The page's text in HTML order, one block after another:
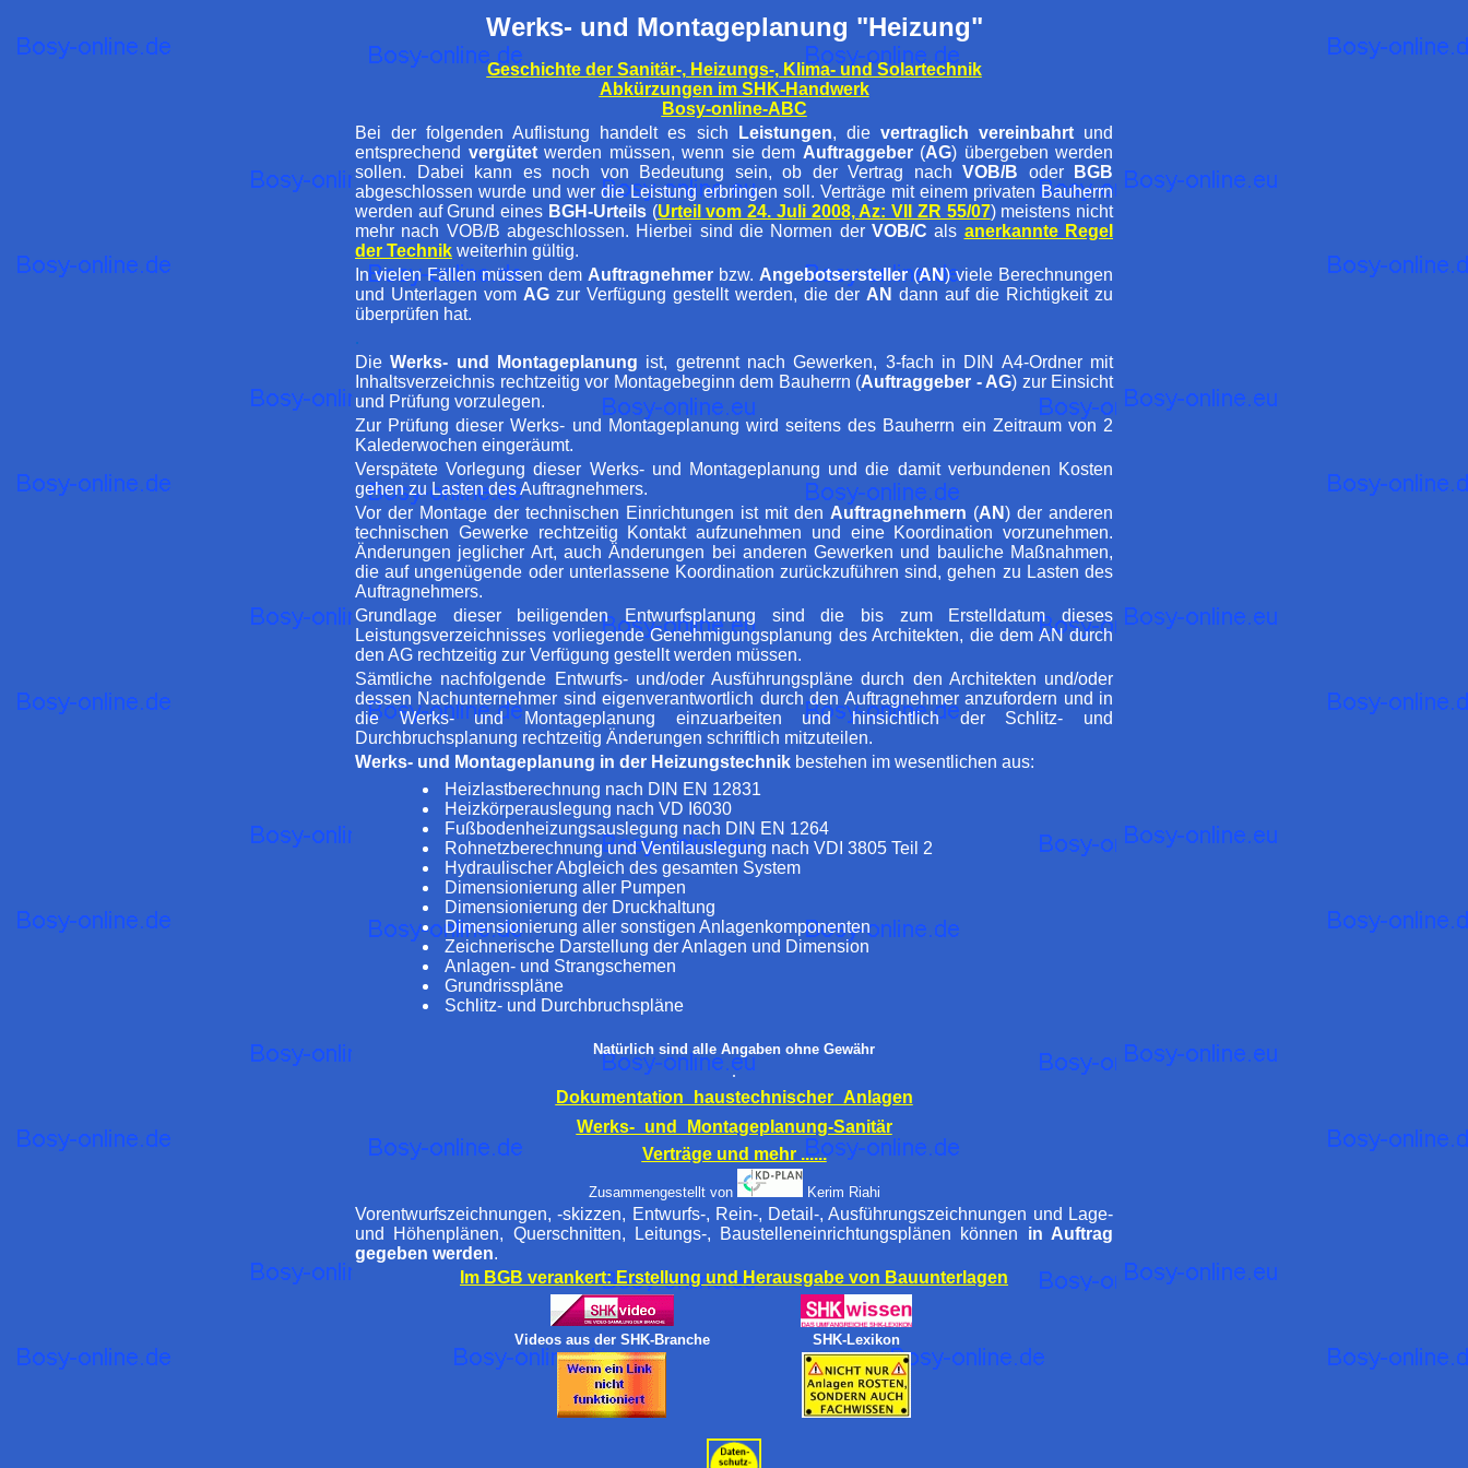
Werks- und Montageplanung "Heizung"
Geschichte der Sanitär-, Heizungs-, Klima- und Solartechnik
Abkürzungen im SHK-Handwerk
Bosy-online-ABC
Bei der folgenden Auflistung handelt es sich
Leistungen, die vertraglich vereinbahrtund
entsprechend vergütet werden müssen, wenn sie dem Auftraggeber(AG) übergeben werden
sollen. Dabei kann es noch von Bedeutung sein, ob der Vertrag nach VOB/B oder
BGB
abgeschlossen wurde und wer die Leistung erbringen soll. Verträge mit einem privaten Bauherrn
werden auf Grund eines BGH-Urteils(Urteil vom 24. Juli 2008, Az: VII ZR 55/07) meistens nicht
mehr nach VOB/B abgeschlossen. Hierbei sind die Normen der VOB/C als anerkannte Regel
der Technik weiterhin gültig.
In vielen Fällen müssen dem Auftragnehmer bzw. Angebotsersteller(AN) viele Berechnungen
und Unterlagen vom AG zur Verfügung gestellt werden, die der AN dann auf die Richtigkeit zu
überprüfen hat.
.
DieWerks- und Montageplanung ist, getrennt nach Gewerken, 3-fach in DIN A4-Ordner mit
Inhaltsverzeichnis rechtzeitig vor Montagebeginn dem Bauherrn (Auftraggeber - AG) zur Einsicht
und Prüfung vorzulegen.
Zur Prüfung dieser Werks- und Montageplanung wird seitens des Bauherrn ein Zeitraum von 2
Kalederwochen eingeräumt.
Verspätete Vorlegung dieser Werks- und Montageplanung und die damit verbundenen Kosten
gehen zu Lasten des Auftragnehmers.
Vor der Montage der technischen Einrichtungen ist mit den Auftragnehmern (AN) der anderen
technischen Gewerke rechtzeitig Kontakt aufzunehmen und eine Koordination vorzunehmen.
Änderungen jeglicher Art, auch Änderungen bei anderen Gewerken und bauliche Maßnahmen,
die auf ungenügende oder unterlassene Koordination zurückzuführen sind, gehen zu Lasten des
Auftragnehmers.
Grundlage dieser beiligenden Entwurfsplanung sind die bis zum Erstelldatum dieses
Leistungsverzeichnisses vorliegende Genehmigungsplanung des Architekten, die dem AN durch
den AG rechtzeitig zur Verfügung gestellt werden müssen.
Sämtliche nachfolgende Entwurfs- und/oder Ausführungspläne durch den Architekten und/oder
dessen Nachunternehmer sind eigenverantwortlich durch den Auftragnehmer anzufordern und in
die Werks- und Montageplanung einzuarbeiten und hinsichtlich der Schlitz- und
Durchbruchsplanung rechtzeitig Änderungen schriftlich mitzuteilen.
Werks- und Montageplanung in der Heizungstechnik bestehen im wesentlichen aus:
Heizlastberechnung nach DIN EN 12831
Heizkörperauslegung nach VD I6030
Fußbodenheizungsauslegung nach DIN EN 1264
Rohnetzberechnung und Ventilauslegung nach VDI 3805 Teil 2
Hydraulischer Abgleich des gesamten System
Dimensionierung aller Pumpen
Dimensionierung der Druckhaltung
Dimensionierung aller sonstigen Anlagenkomponenten
Zeichnerische Darstellung der Anlagen und Dimension
Anlagen- und Strangschemen
Grundrisspläne
Schlitz- und Durchbruchspläne
Natürlich sind alle Angaben ohne Gewähr
.
Dokumentation_haustechnischer_Anlagen
Werks-_und_Montageplanung-Sanitär
Verträge und mehr ......
Zusammengestellt von Kerim Riahi
Vorentwurfszeichnungen, -skizzen, Entwurfs-, Rein-, Detail-, Ausführungszeichnungen und Lage-
und Höhenplänen, Querschnitten, Leitungs-, Baustelleneinrichtungsplänen können in Auftrag
gegeben werden.
Im BGB verankert: Erstellung und Herausgabe von Bauunterlagen
Videos aus der SHK-Branche SHK-Lexikon